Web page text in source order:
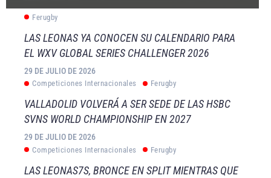
Ferugby
LAS LEONAS YA CONOCEN SU CALENDARIO PARA
EL WXV GLOBAL SERIES CHALLENGER 2026
29 DE JULIO DE 2026
Competiciones Internacionales Ferugby
VALLADOLID VOLVERÁ A SER SEDE DE LAS HSBC
SVNS WORLD CHAMPIONSHIP EN 2027
29 DE JULIO DE 2026
Competiciones Internacionales Ferugby
LAS LEONAS7S, BRONCE EN SPLIT MIENTRAS QUE